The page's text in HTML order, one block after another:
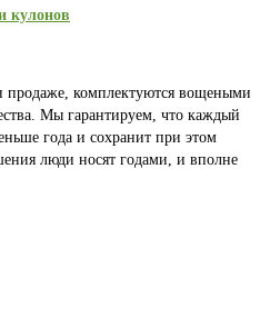
кулонов
комплектуются вощеными
Мы гарантируем, что каждый
года и сохранит при этом
люди носят годами, и вполне